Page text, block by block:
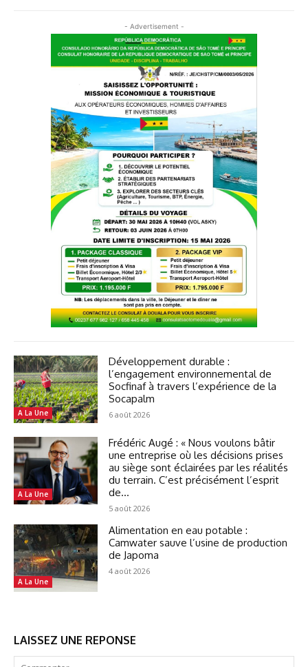
- Advertisement -
A La Une
Développement durable :
l’engagement environnemental de
Socfinaf à travers l’expérience de la
Socapalm
6 août 2026
A La Une
Frédéric Augé : « Nous voulons bâtir
une entreprise où les décisions prises
au siège sont éclairées par les réalités
du terrain. C’est précisément l’esprit
de...
5 août 2026
A La Une
Alimentation en eau potable :
Camwater sauve l’usine de production
de Japoma
4 août 2026
LAISSEZ UNE REPONSE